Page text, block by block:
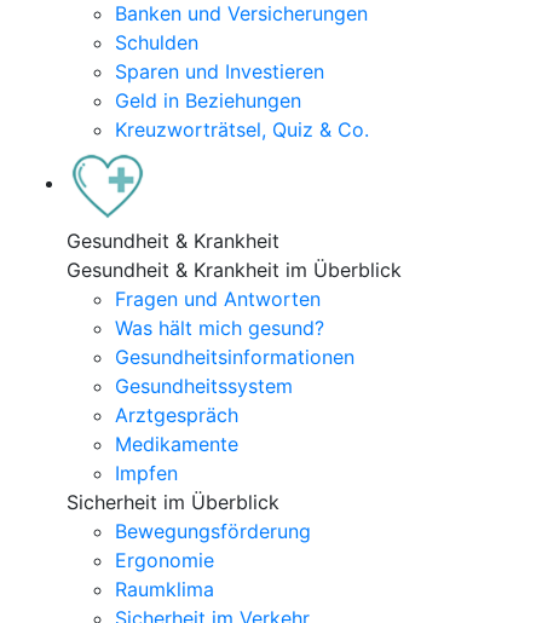
Banken und Versicherungen
Schulden
Sparen und Investieren
Geld in Beziehungen
Kreuzworträtsel, Quiz & Co.
Gesundheit & Krankheit
Gesundheit & Krankheit im Überblick
Fragen und Antworten
Was hält mich gesund?
Gesundheitsinformationen
Gesundheitssystem
Arztgespräch
Medikamente
Impfen
Sicherheit im Überblick
Bewegungsförderung
Ergonomie
Raumklima
Sicherheit im Verkehr